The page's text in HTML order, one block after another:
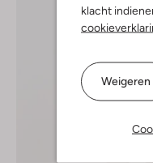
klacht
Weigeren